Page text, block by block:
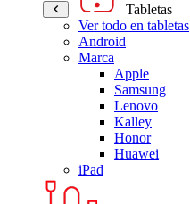
Tabletas
Ver todo en tabletas
Android
Marca
Apple
Samsung
Lenovo
Kalley
Honor
Huawei
iPad